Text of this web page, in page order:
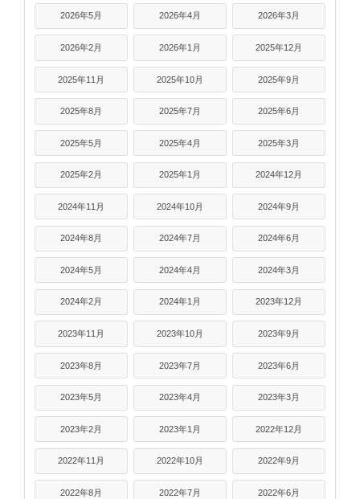
2026年5月 2026年4月 2026年3月
2026年2月 2026年1月 2025年12月
2025年11月 2025年10月 2025年9月
2025年8月 2025年7月 2025年6月
2025年5月 2025年4月 2025年3月
2025年2月 2025年1月 2024年12月
2024年11月 2024年10月 2024年9月
2024年8月 2024年7月 2024年6月
2024年5月 2024年4月 2024年3月
2024年2月 2024年1月 2023年12月
2023年11月 2023年10月 2023年9月
2023年8月 2023年7月 2023年6月
2023年5月 2023年4月 2023年3月
2023年2月 2023年1月 2022年12月
2022年11月 2022年10月 2022年9月
2022年8月 2022年7月 2022年6月